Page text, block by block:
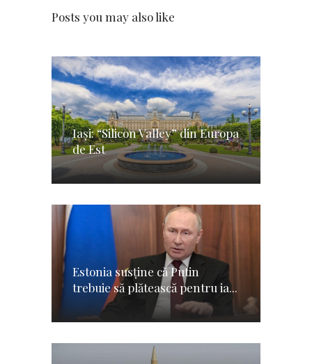
Posts you may also like
Iași: “Silicon Valley” din Europa
de Est
Estonia susține că Putin
trebuie să plătească pentru ia...